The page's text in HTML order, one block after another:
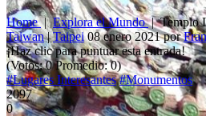
Home |Explora el Mundo |Templo
Taiwan|Taipei 08 enero 2021por
¡Haz clic para puntuar esta entrada!
(Votos:0Promedio:0)
#Lugares Interesantes #Monumentos
2097
0